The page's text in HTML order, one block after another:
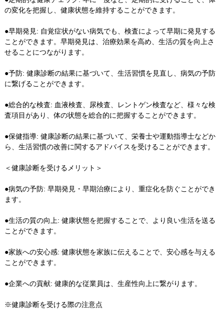
の変化を把握し、健康状態を維持することができます。
●早期発見: 自覚症状がない病気でも、検査によって早期に発見する
ことができます。早期発見は、治療効果を高め、生活の質を向上さ
せることにつながります。
●予防: 健康診断の結果に基づいて、生活習慣を見直し、病気の予防
に繋げることができます。
●総合的な検査: 血液検査、尿検査、レントゲン検査など、様々な検
査項目があり、体の状態を総合的に把握することができます。
●保健指導: 健康診断の結果に基づいて、栄養士や運動指導士などか
ら、生活習慣の改善に関するアドバイスを受けることができます。
＜健康診断を受けるメリット＞
●病気の予防: 早期発見・早期治療により、重症化を防ぐことができ
ます。
●生活の質の向上: 健康状態を把握することで、より良い生活を送る
ことができます。
●家族への安心感: 健康状態を家族に伝えることで、安心感を与える
ことができます。
●企業への貢献: 健康的な従業員は、生産性向上に繋がります。
※健康診断を受ける際の注意点